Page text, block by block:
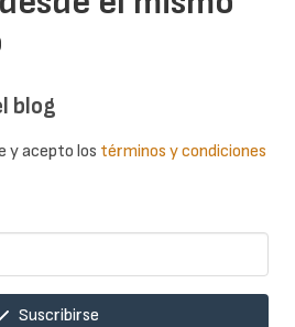
blog
y acepto los términos y condiciones
Suscribirse